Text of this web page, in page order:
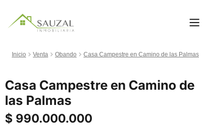
Inicio Venta Obando Casa Campestre en Camino de las Palmas
Casa Campestre en Camino de
las Palmas
$ 990.000.000